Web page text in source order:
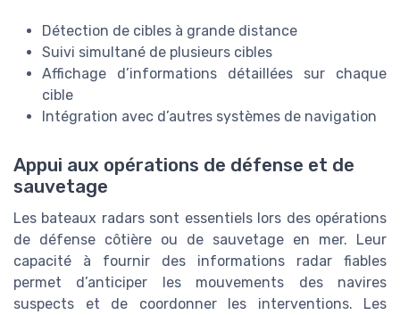
Détection de cibles à grande distance
Suivi simultané de plusieurs cibles
Affichage d’informations détaillées sur chaque
cible
Intégration avec d’autres systèmes de navigation
Appui aux opérations de défense et de
sauvetage
Les bateaux radars sont essentiels lors des opérations
de défense côtière ou de sauvetage en mer. Leur
capacité à fournir des informations radar fiables
permet d’anticiper les mouvements des navires
suspects et de coordonner les interventions. Les